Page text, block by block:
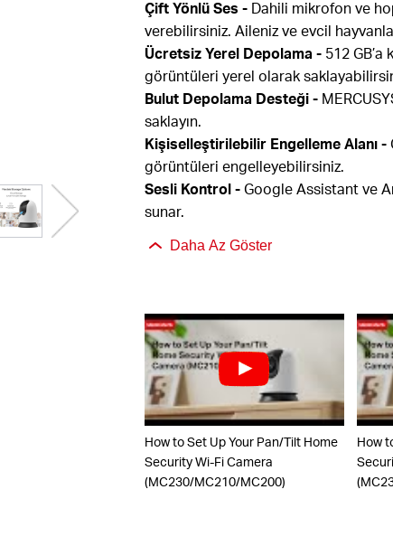
Çift Yönlü Ses -Dahili mikrofon ve
verebilirsiniz. Aileniz ve evcil
Ücretsiz Yerel Depolama -512 GB’a
görüntüleri yerel olarak
Bulut Depolama Desteği -
saklayın.
Kişiselleştirilebilir Engelleme Alanı -
görüntüleri engelleyebilirsiniz.
Sesli Kontrol -Google Assistant ve
sunar.
Daha Az Göster
How to Set Up Your Pan/Tilt Home
Security Wi-Fi Camera
(MC230/MC210/MC200)
How